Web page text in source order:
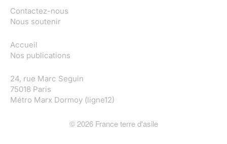
Contactez-nous
Nous soutenir
Accueil
Nos publications
24, rue Marc Seguin
75018 Paris
Métro Marx Dormoy (ligne12)
© 2026France terre d'asile